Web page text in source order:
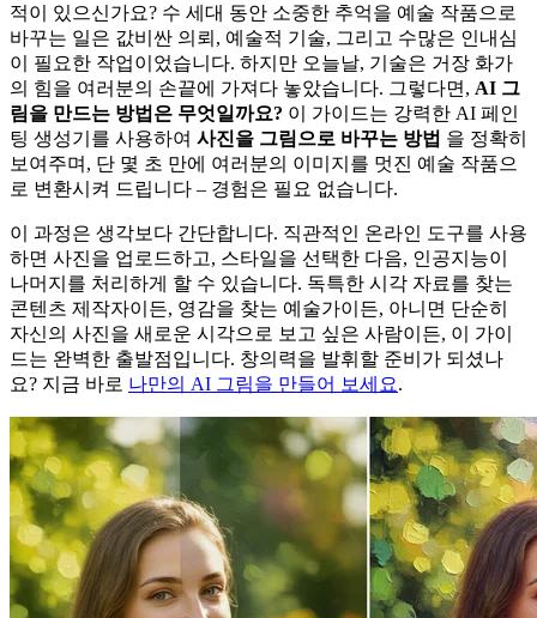
적이 있으신가요? 수 세대 동안 소중한 추억을 예술 작품으로
바꾸는 일은 값비싼 의뢰, 예술적 기술, 그리고 수많은 인내심
이 필요한 작업이었습니다. 하지만 오늘날, 기술은 거장 화가
의 힘을 여러분의 손끝에 가져다 놓았습니다. 그렇다면, AI 그
림을 만드는 방법은 무엇일까요? 이 가이드는 강력한 AI 페인
팅 생성기를 사용하여 사진을 그림으로 바꾸는 방법 을 정확히
보여주며, 단 몇 초 만에 여러분의 이미지를 멋진 예술 작품으
로 변환시켜 드립니다 – 경험은 필요 없습니다.
이 과정은 생각보다 간단합니다. 직관적인 온라인 도구를 사용
하면 사진을 업로드하고, 스타일을 선택한 다음, 인공지능이
나머지를 처리하게 할 수 있습니다. 독특한 시각 자료를 찾는
콘텐츠 제작자이든, 영감을 찾는 예술가이든, 아니면 단순히
자신의 사진을 새로운 시각으로 보고 싶은 사람이든, 이 가이
드는 완벽한 출발점입니다. 창의력을 발휘할 준비가 되셨나
요? 지금 바로 나만의 AI 그림을 만들어 보세요.